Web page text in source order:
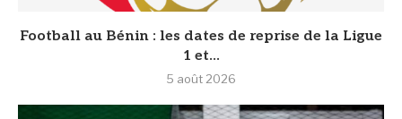
Football au Bénin : les dates de reprise de la Ligue
1 et...
5 août 2026